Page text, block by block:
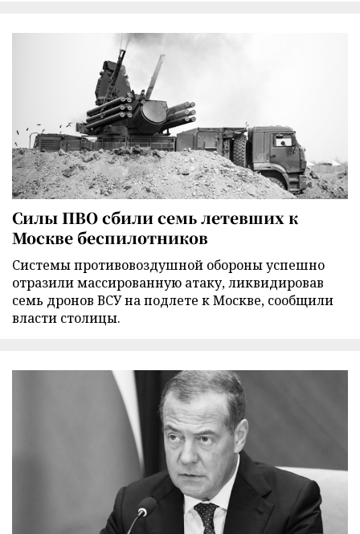
Силы ПВО сбили семь летевших к
Москве беспилотников
Cистемы противовоздушной обороны успешно
отразили массированную атаку, ликвидировав
семь дронов ВСУ на подлете к Москве, сообщили
власти столицы.